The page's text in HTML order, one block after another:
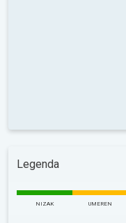
Legenda
NIZAK UMEREN